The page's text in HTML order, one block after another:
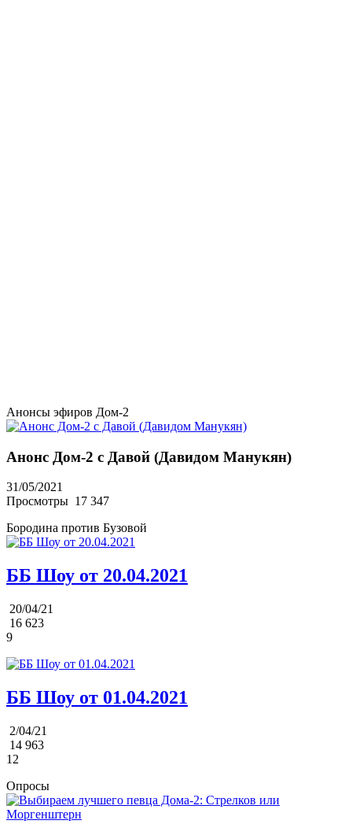
Анонсы эфиров Дом-2
Анонс Дом-2 с Давой (Давидом Манукян)
31/05/2021
Просмотры 17 347
Бородина против Бузовой
ББ Шоу от 20.04.2021
20/04/21
16 623
9
ББ Шоу от 01.04.2021
2/04/21
14 963
12
Опросы